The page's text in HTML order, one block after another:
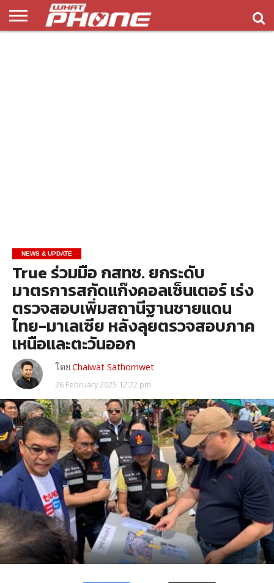
NEWS & UPDATE
True ร่วมมือ กสทช. ยกระดับ
มาตรการสกัดแก๊งคอลเซ็นเตอร์ เร่ง
ตรวจสอบเพิ่มสถานีฐานชายแดน
ไทย-มาเลเซีย หลังลุยตรวจสอบภาค
เหนือและตะวันออก
โดยChaiwat Sathornwet
26 February 2025 12:22 pm